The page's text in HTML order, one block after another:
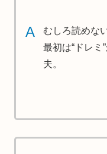
A
むしろ読めな
最初は“ドレミ
夫。